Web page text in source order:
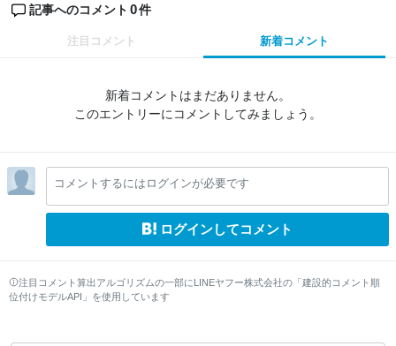
記事へのコメント 0件
注目コメント 新着コメント
新着コメントはまだありません。
このエントリーにコメントしてみましょう。
コメントするにはログインが必要です
ログインしてコメント
注目コメント算出アルゴリズムの一部にLINEヤフー株式会社の「建設的コメント順
位付けモデルAPI」を使用しています